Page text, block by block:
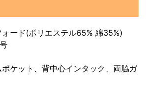
ード(ポリエステル65% 綿35%)
ケット、背中心インタック、両脇ガ